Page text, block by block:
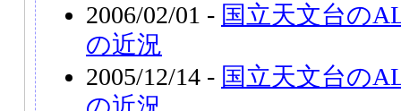
2006/02/01 - 国立天文台の
の近況
2005/12/14 - 国立天文台の